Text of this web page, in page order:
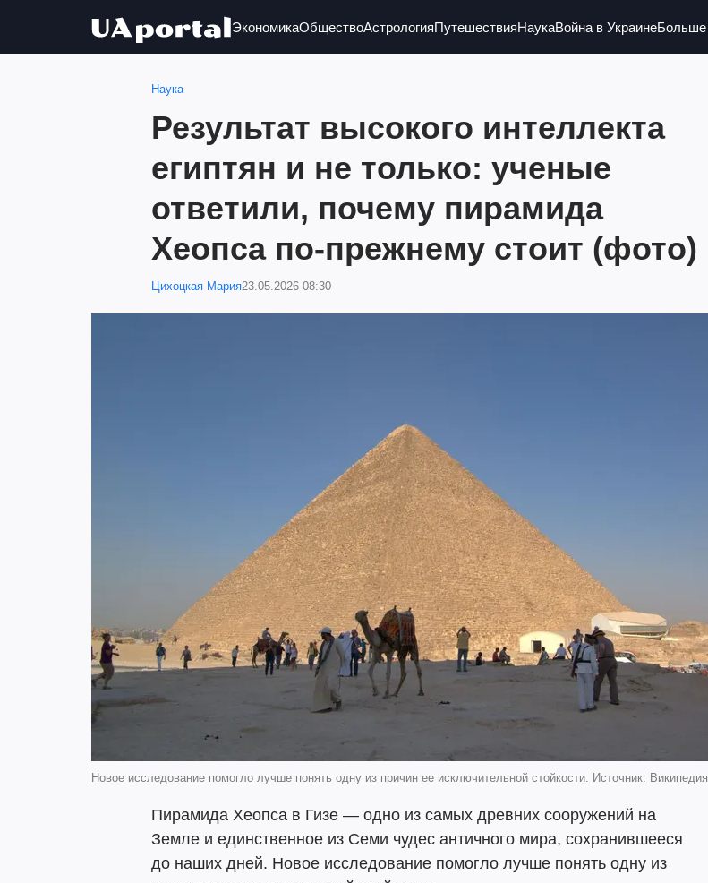
ЭкономикаОбществоАстрологияПутешествияНаукаВойна в УкраинеБольше
Наука
Результат высокого интеллекта
египтян и не только: ученые
ответили, почему пирамида
Хеопса по-прежнему стоит (фото)
Цихоцкая Мария23.05.2026 08:30
Новое исследование помогло лучше понять одну из причин ее исключительной стойкости. Источник: Википедия
Пирамида Хеопса в Гизе — одно из самых древних сооружений на
Земле и единственное из Семи чудес античного мира, сохранившееся
до наших дней. Новое исследование помогло лучше понять одну из